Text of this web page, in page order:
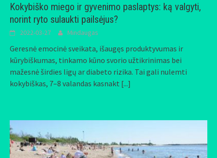
Kokybiško miego ir gyvenimo paslaptys: ką valgyti,
norint ryto sulaukti pailsėjus?
2022-03-27 Mindaugas
Geresnė emocinė sveikata, išaugęs produktyvumas ir
kūrybiškumas, tinkamo kūno svorio užtikrinimas bei
mažesnė širdies ligų ar diabeto rizika. Tai gali nulemti
kokybiškas, 7–8 valandas kasnakt [...]